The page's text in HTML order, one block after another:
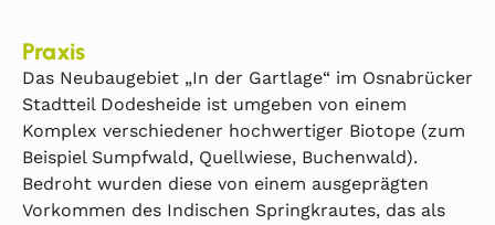
Praxis
Das Neubaugebiet „In der Gartlage“ im Osnabrücker
Stadtteil Dodesheide ist umgeben von einem
Komplex verschiedener hochwertiger Biotope (zum
Beispiel Sumpfwald, Quellwiese, Buchenwald).
Bedroht wurden diese von einem ausgeprägten
Vorkommen des Indischen Springkrautes, das als